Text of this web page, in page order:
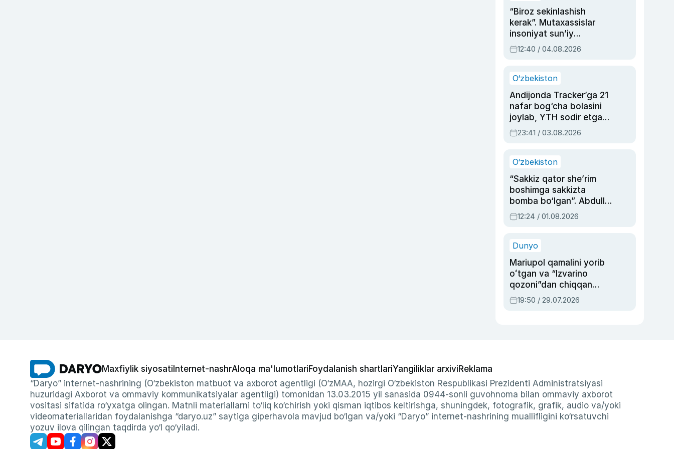
“Biroz sekinlashish
kerak”. Mutaxassislar
insoniyat sun’iy
intellektni boshqara
olmay qolishidan xavotir
12:40 / 04.08.2026
O‘zbekiston
Andijonda Tracker’ga 21
nafar bog‘cha bolasini
joylab, YTH sodir etgan
ayolga sud hukmi o‘qildi
23:41 / 03.08.2026
O‘zbekiston
“Sakkiz qator she’rim
boshimga sakkizta
bomba bo‘lgan”. Abdulla
Oripovni siyosiy
ayblovlardan asrab
12:24 / 01.08.2026
Dunyo
Mariupol qamalini yorib
oʻtgan va “Izvarino
qozoni”dan chiqqan
qahramon — Ukraina
armiyasi bosh
19:50 / 29.07.2026
Maxfiylik siyosati Internet-nashrAloqa ma'lumotlariFoydalanish shartlariYangiliklar arxiviReklama
“Daryo” internet-nashrining (O‘zbekiston matbuot va axborot agentligi (O‘zMAA, hozirgi O‘zbekiston Respublikasi Prezidenti Administratsiyasi
huzuridagi Axborot va ommaviy kommunikatsiyalar agentligi) tomonidan 13.03.2015 yil sanasida 0944-sonli guvohnoma bilan ommaviy axborot
vositasi sifatida ro‘yxatga olingan. Matnli materiallarni to‘liq ko‘chirish yoki qisman iqtibos keltirishga, shuningdek, fotografik, grafik, audio va/yoki
videomateriallaridan foydalanishga “daryo.uz” saytiga giperhavola mavjud bo‘lgan va/yoki “Daryo” internet-nashrining muallifligini ko‘rsatuvchi
yozuv ilova qilingan taqdirda yo‘l qo‘yiladi.